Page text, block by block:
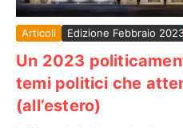
Articoli Edizione Febbraio
Un 2023
temi politici che
(all’estero)